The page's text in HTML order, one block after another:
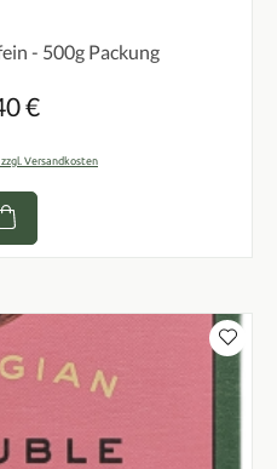
- 500g Packung
Regulärer Preis:
€
Versandkosten